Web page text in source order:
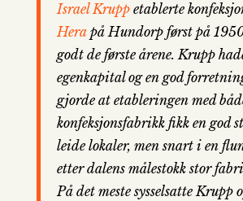
Israel Kruppetablerte
Hera på Hundorp først på
godt de første årene. Krupp
egenkapital og en god
gjorde at etableringen med
konfeksjonsfabrikk fikk en god
leide lokaler, men snart i en
etter dalens målestokk stor
På det meste sysselsatte Krupp